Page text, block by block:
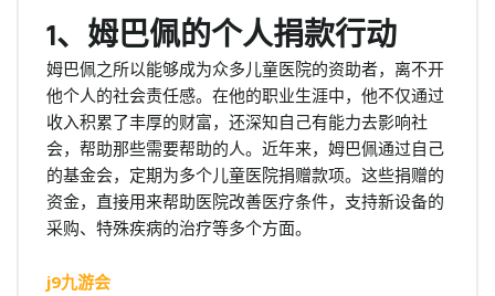
1、姆巴佩的个人捐款行动
姆巴佩之所以能够成为众多儿童医院的资助者，离不开
他个人的社会责任感。在他的职业生涯中，他不仅通过
收入积累了丰厚的财富，还深知自己有能力去影响社
会，帮助那些需要帮助的人。近年来，姆巴佩通过自己
的基金会，定期为多个儿童医院捐赠款项。这些捐赠的
资金，直接用来帮助医院改善医疗条件，支持新设备的
采购、特殊疾病的治疗等多个方面。
j9九游会